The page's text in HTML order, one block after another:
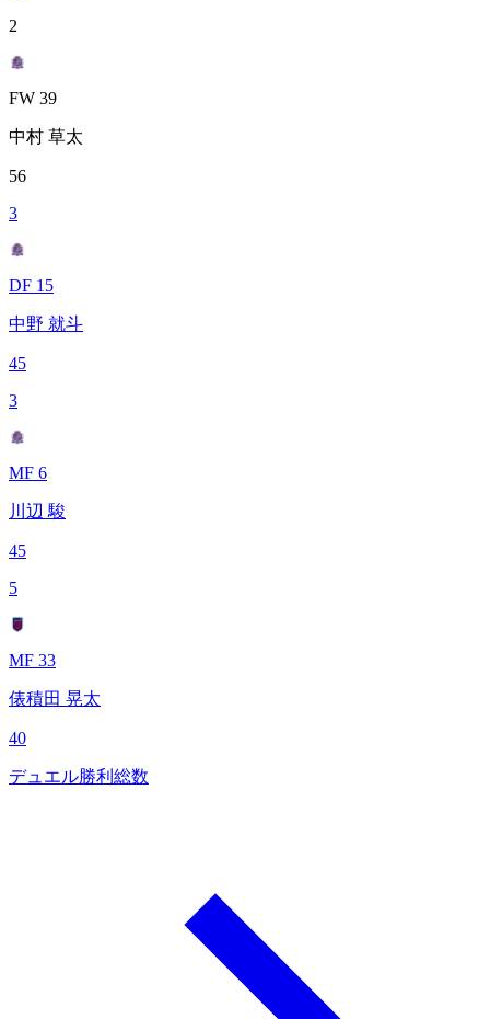
2
FW 39
中村 草太
56
3
DF 15
中野 就斗
45
3
MF 6
川辺 駿
45
5
MF 33
俵積田 晃太
40
デュエル勝利総数